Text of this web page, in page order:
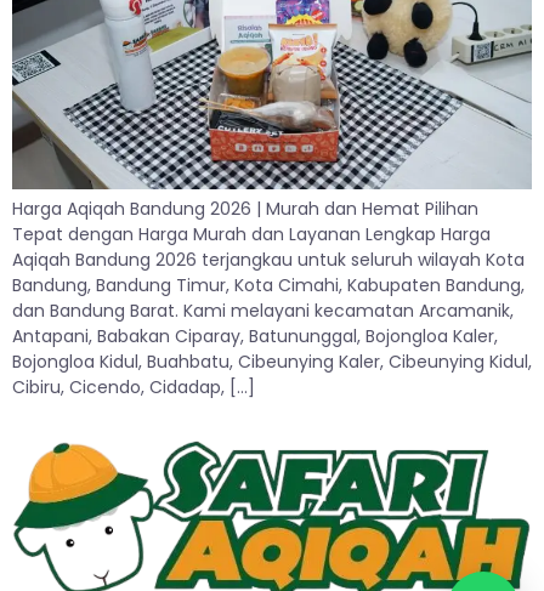
Harga Aqiqah Bandung 2026 | Murah dan Hemat Pilihan
Tepat dengan Harga Murah dan Layanan Lengkap Harga
Aqiqah Bandung 2026 terjangkau untuk seluruh wilayah Kota
Bandung, Bandung Timur, Kota Cimahi, Kabupaten Bandung,
dan Bandung Barat. Kami melayani kecamatan Arcamanik,
Antapani, Babakan Ciparay, Batununggal, Bojongloa Kaler,
Bojongloa Kidul, Buahbatu, Cibeunying Kaler, Cibeunying Kidul,
Cibiru, Cicendo, Cidadap, […]